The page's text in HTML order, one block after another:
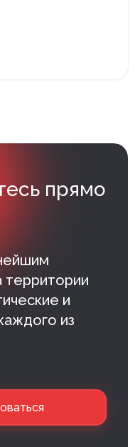
прямо
территории
и
из